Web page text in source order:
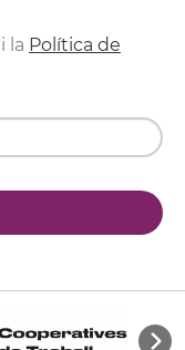
i la Política de